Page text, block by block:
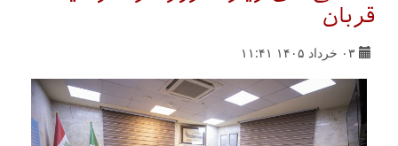
قربان
۰۳ خرداد ۱۴۰۵ ۱۱:۴۱